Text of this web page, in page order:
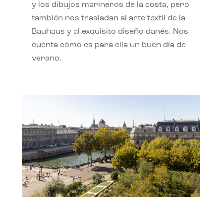
y los dibujos marineros de la costa, pero
también nos trasladan al arte textil de la
Bauhaus y al exquisito diseño danés. Nos
cuenta cómo es para ella un buen día de
verano.